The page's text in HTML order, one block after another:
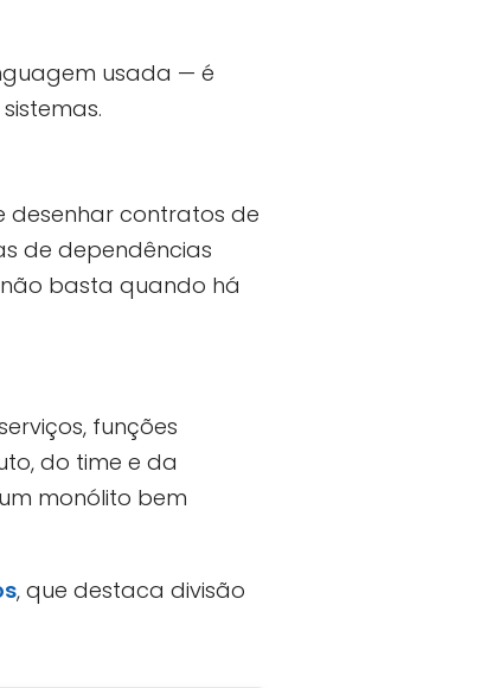
usada — é
desenhar contratos de
de dependências
não basta quando há
funções
do time e da
monólito bem
, que destaca divisão